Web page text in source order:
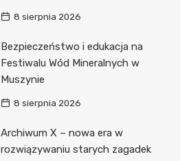
8 sierpnia 2026
Bezpieczeństwo i edukacja na
Festiwalu Wód Mineralnych w
Muszynie
8 sierpnia 2026
Archiwum X – nowa era w
rozwiązywaniu starych zagadek